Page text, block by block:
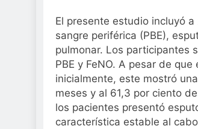
El presente estudio incluyó
sangre periférica (PBE),
pulmonar. Los participantes
PBE y FeNO. A pesar de
inicialmente, este mostró
meses y al 61,3 por ciento
los pacientes presentó
característica estable al